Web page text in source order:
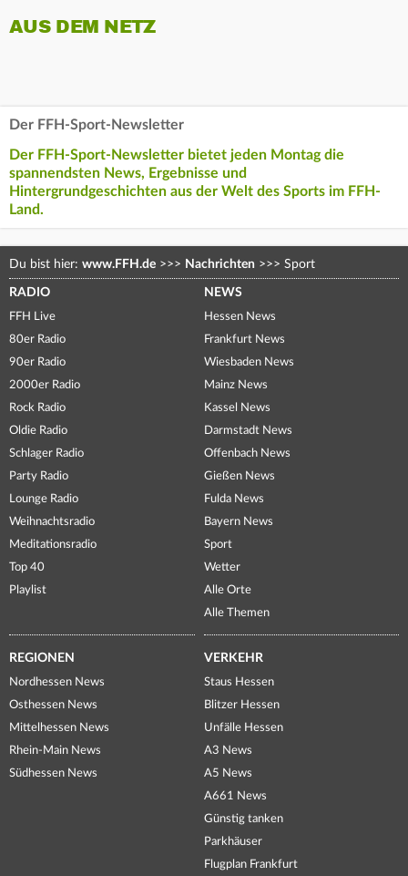
AUS DEM NETZ
Der FFH-Sport-Newsletter
Der FFH-Sport-Newsletter bietet jeden Montag die
spannendsten News, Ergebnisse und
Hintergrundgeschichten aus der Welt des Sports im FFH-
Land.
Du bist hier: www.FFH.de >>> Nachrichten >>> Sport
RADIO
FFH Live
80er Radio
90er Radio
2000er Radio
Rock Radio
Oldie Radio
Schlager Radio
Party Radio
Lounge Radio
Weihnachtsradio
Meditationsradio
Top 40
Playlist
NEWS
Hessen News
Frankfurt News
Wiesbaden News
Mainz News
Kassel News
Darmstadt News
Offenbach News
Gießen News
Fulda News
Bayern News
Sport
Wetter
Alle Orte
Alle Themen
REGIONEN
Nordhessen News
Osthessen News
Mittelhessen News
Rhein-Main News
Südhessen News
VERKEHR
Staus Hessen
Blitzer Hessen
Unfälle Hessen
A3 News
A5 News
A661 News
Günstig tanken
Parkhäuser
Flugplan Frankfurt